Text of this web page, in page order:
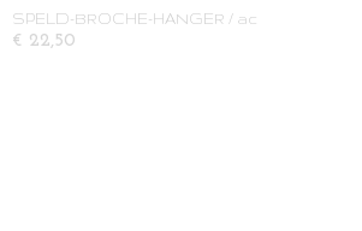
SPELD-BROCHE-HANGER / ac
€ 22,50